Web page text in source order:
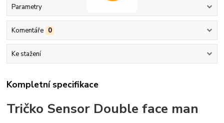
Parametry
Komentáře 0
Ke stažení
Kompletní specifikace
Tričko Sensor Double face man